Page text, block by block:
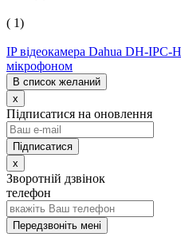
( 1)
IP відеокамера Dahua DH-
мікрофоном
В список желаний
x
Підписатися на оновлення
x
Зворотній дзвінок
телефон
Передзвоніть мені